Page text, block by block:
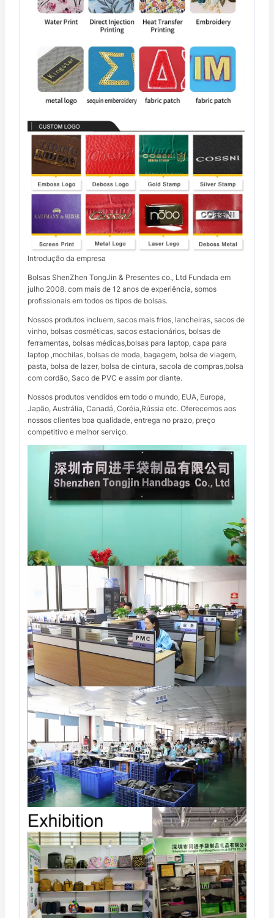
Introdução da empresa
Bolsas ShenZhen TongJin & Presentes co., Ltd Fundada em
julho 2008. com mais de 12 anos de experiência, somos
profissionais em todos os tipos de bolsas.
Nossos produtos incluem, sacos mais frios, lancheiras, sacos de
vinho, bolsas cosméticas, sacos estacionários, bolsas de
ferramentas, bolsas médicas,bolsas para laptop, capa para
laptop ,mochilas, bolsas de moda, bagagem, bolsa de viagem,
pasta, bolsa de lazer, bolsa de cintura, sacola de compras,bolsa
com cordão, Saco de PVC e assim por diante.
Nossos produtos vendidos em todo o mundo, EUA, Europa,
Japão, Austrália, Canadá, Coréia,Rússia etc. Oferecemos aos
nossos clientes boa qualidade, entrega no prazo, preço
competitivo e melhor serviço.